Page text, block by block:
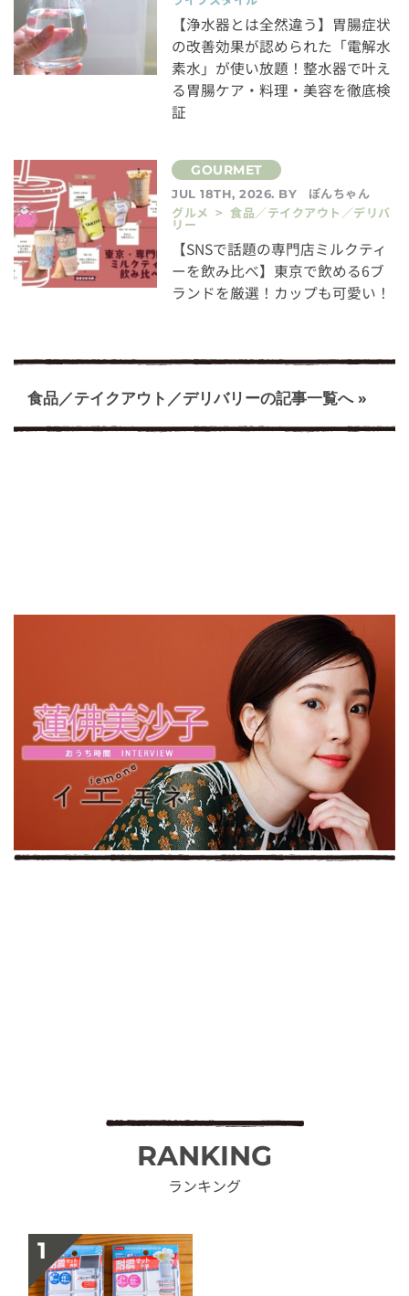
【浄水器とは全然違う】胃腸症状
の改善効果が認められた「電解水
素水」が使い放題！整水器で叶え
る胃腸ケア・料理・美容を徹底検
証
JUL 18TH, 2026. BY
ぽんちゃん
グルメ > 食品／テイクアウト／デリバ
リー
【SNSで話題の専門店ミルクティ
ーを飲み比べ】東京で飲める6ブ
ランドを厳選！カップも可愛い！
食品／テイクアウト／デリバリーの記事一覧へ »
RANKING
ランキング